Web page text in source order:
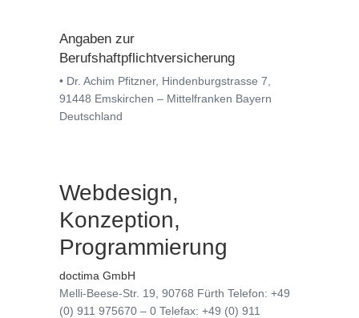
Angaben zur
Berufshaftpflichtversicherung
• Dr. Achim Pfitzner, Hindenburgstrasse 7,
91448 Emskirchen – Mittelfranken Bayern
Deutschland
Webdesign,
Konzeption,
Programmierung
doctima GmbH
Melli-Beese-Str. 19, 90768 Fürth Telefon: +49
(0) 911 975670 – 0 Telefax: +49 (0) 911